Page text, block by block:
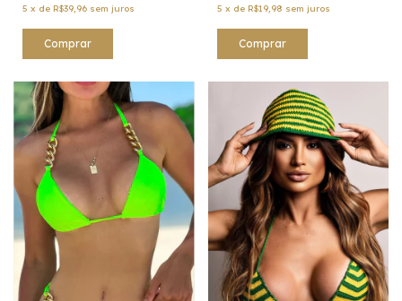
5 x de R$39,96 sem juros
Comprar
5 x de R$19,98 sem juros
Comprar